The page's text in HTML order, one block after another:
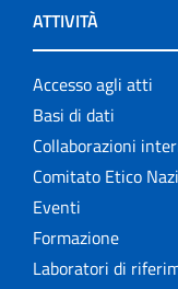
ATTIVITÀ
Accesso agli atti
Basi di dati
Collaborazioni
Comitato Etico
Eventi
Formazione
Laboratori di